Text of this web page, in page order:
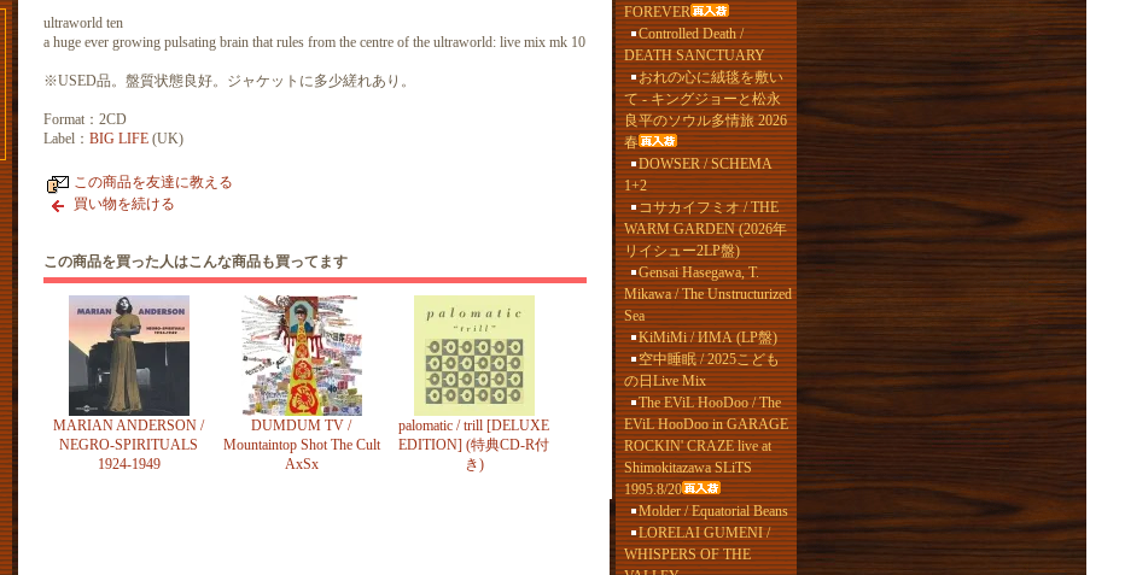
ultraworld ten
a huge ever growing pulsating brain that rules from the centre of the ultraworld: live mix mk 10
※USED品。盤質状態良好。ジャケットに多少縒れあり。
Format：2CD
Label： BIG LIFE (UK)
この商品を友達に教える
買い物を続ける
この商品を買った人はこんな商品も買ってます
MARIAN ANDERSON /
NEGRO-SPIRITUALS
1924-1949
DUMDUM TV /
Mountaintop Shot The Cult
AxSx
palomatic / trill [DELUXE
EDITION] (特典CD-R付
き)
FOREVER
Controlled Death /
DEATH SANCTUARY
おれの心に絨毯を敷い
て - キングジョーと松永
良平のソウル多情旅 2026
春
DOWSER / SCHEMA
1+2
コサカイフミオ / THE
WARM GARDEN (2026年
リイシュー2LP盤)
Gensai Hasegawa, T.
Mikawa / The Unstructurized
Sea
KiMiMi / ИМА (LP盤)
空中睡眠 / 2025こども
の日Live Mix
The EViL HooDoo / The
EViL HooDoo in GARAGE
ROCKIN' CRAZE live at
Shimokitazawa SLiTS
1995.8/20
Molder / Equatorial Beans
LORELAI GUMENI /
WHISPERS OF THE